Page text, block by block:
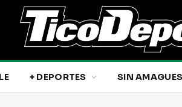
+ DEPORTES SIN AMAGUES